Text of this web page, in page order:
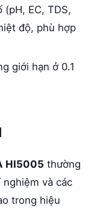
EC, TDS,
độ, phù hợp
giới hạn ở 0.1
HI5005 thường
và các
trong hiệu